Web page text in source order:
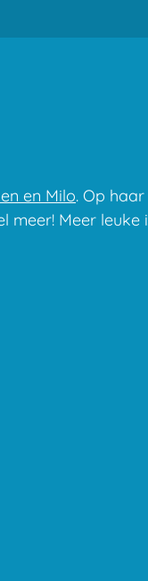
en Milo. Op
meer! Meer